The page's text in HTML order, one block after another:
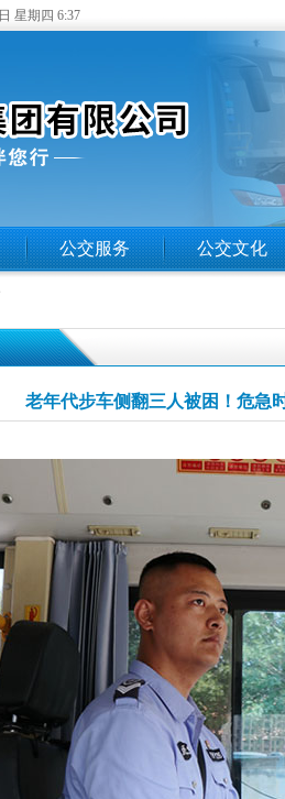
星期四 6:37
公交服务 公交文化
老年代步车侧翻三人被困！危急